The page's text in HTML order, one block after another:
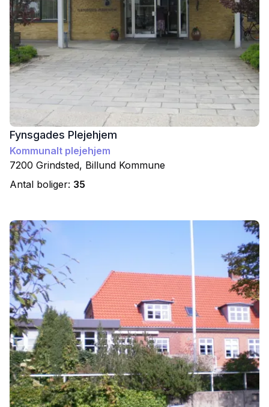
Fynsgades Plejehjem
Kommunalt plejehjem
7200 Grindsted, Billund Kommune
Antal boliger: 35